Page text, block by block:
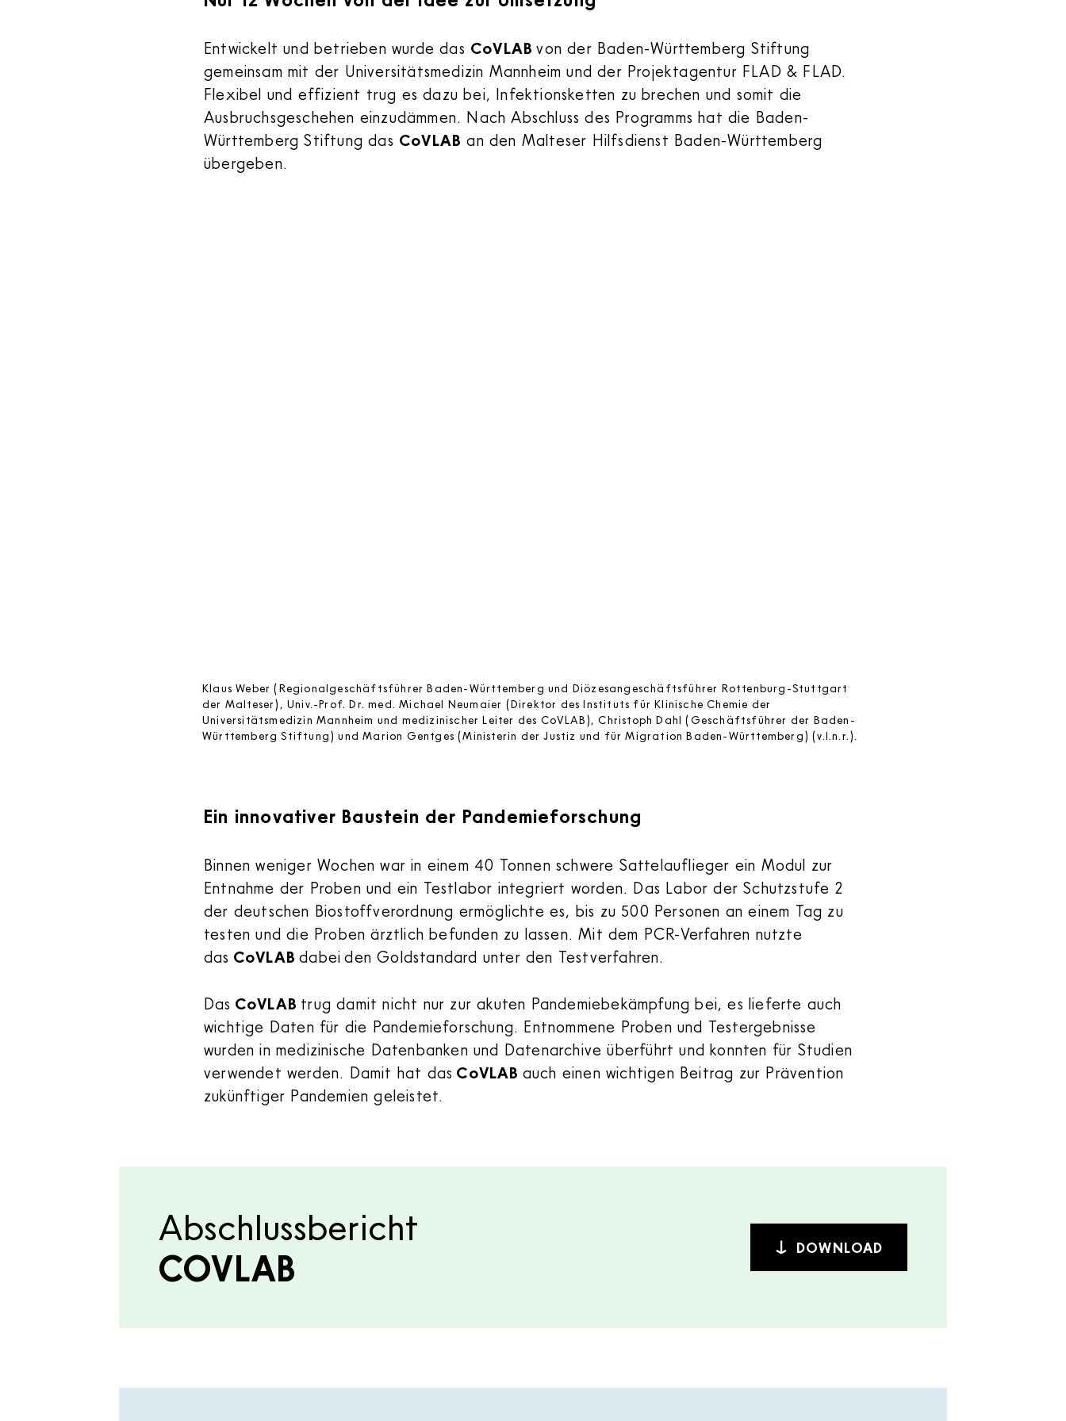
Entwickelt und betrieben wurde das CoVLAB von der Baden-Württemberg Stiftung
gemeinsam mit der Universitätsmedizin Mannheim und der Projektagentur FLAD & FLAD.
Flexibel und effizient trug es dazu bei, Infektionsketten zu brechen und somit die
Ausbruchsgeschehen einzudämmen. Nach Abschluss des Programms hat die Baden-
Württemberg Stiftung das CoVLAB an den Malteser Hilfsdienst Baden-Württemberg
übergeben.
Klaus Weber (Regionalgeschäftsführer Baden-Württemberg und Diözesangeschäftsführer Rottenburg-Stuttgart
der Malteser), Univ.-Prof. Dr. med. Michael Neumaier (Direktor des Instituts für Klinische Chemie der
Universitätsmedizin Mannheim und medizinischer Leiter des CoVLAB), Christoph Dahl (Geschäftsführer der Baden-
Württemberg Stiftung) und Marion Gentges (Ministerin der Justiz und für Migration Baden-Württemberg) (v.l.n.r.).
Ein innovativer Baustein der Pandemieforschung
Binnen weniger Wochen war in einem 40 Tonnen schwere Sattelauflieger ein Modul zur
Entnahme der Proben und ein Testlabor integriert worden. Das Labor der Schutzstufe 2
der deutschen Biostoffverordnung ermöglichte es, bis zu 500 Personen an einem Tag zu
testen und die Proben ärztlich befunden zu lassen. Mit dem PCR-Verfahren nutzte
das CoVLAB dabei den Goldstandard unter den Testverfahren.
Das CoVLAB trug damit nicht nur zur akuten Pandemiebekämpfung bei, es lieferte auch
wichtige Daten für die Pandemieforschung. Entnommene Proben und Testergebnisse
wurden in medizinische Datenbanken und Datenarchive überführt und konnten für Studien
verwendet werden. Damit hat das CoVLAB auch einen wichtigen Beitrag zur Prävention
zukünftiger Pandemien geleistet.
Abschlussbericht
COVLAB
DOWNLOAD